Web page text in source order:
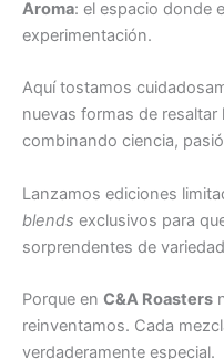
Aroma: el espacio donde
experimentación.
Aquí tostamos
nuevas formas de resaltar
combinando ciencia,
Lanzamos ediciones
blends exclusivos para
sorprendentes de
Porque en C&A Roasters
reinventamos. Cada
verdaderamente especial.